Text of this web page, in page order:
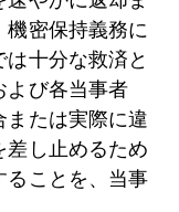
機密保持義務に
十分な救済と
よび各当事者
または実際に違
差し止めるため
ることを、当事